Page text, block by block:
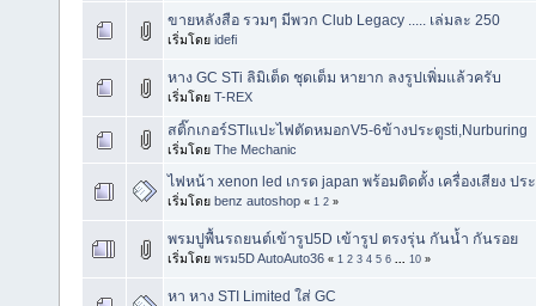
ขายหลังสือ รวมๆ มีพวก Club Legacy ..... เล่มละ 250
เริ่มโดย idefi
หาง GC STi ลิมิเต็ด ชุดเต็ม หายาก ลงรูปเพิ่มแล้วครับ
เริ่มโดย T-REX
สติ๊กเกอร์STIแปะไฟตัดหมอกV5-6ข้างประตูsti,Nurburing
เริ่มโดย The Mechanic
ไฟหน้า xenon led เกรด japan พร้อมติดตั้ง เครื่องเสียง ป
เริ่มโดย benz autoshop « 1 2 »
พรมปูพื้นรถยนต์เข้ารูป5D เข้ารูป ตรงรุ่น กันน้ำ กันรอย
เริ่มโดย พรม5D AutoAuto36 « 1 2 3 4 5 6 10 »
หา หาง STI Limited ใส่ GC